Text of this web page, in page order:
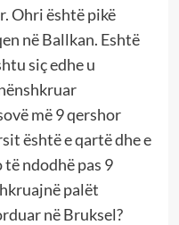
Ohri është pikë
në Ballkan. Eshtë
siç edhe u
më 9 qershor
është e qartë dhe e
ndodhë pas 9
palët
në Bruksel?